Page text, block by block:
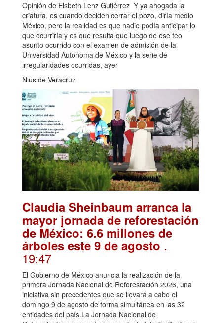
Opinión de Elsbeth Lenz Gutiérrez Y ya ahogada la
criatura, es cuando deciden cerrar el pozo, diría medio
México, pero la realidad es que nadie podía anticipar lo
que ocurriría y es que resulta que luego de ese feo
asunto ocurrido con el examen de admisión de la
Universidad Autónoma de México y la serie de
irregularidades ocurridas, ayer
Nius de Veracruz
Claudia Sheinbaum arranca la
mayor jornada de reforestación
de México: 6.6 millones de
árboles este 9 de agosto .
19:47
El Gobierno de México anuncia la realización de la
primera Jornada Nacional de Reforestación 2026, una
iniciativa sin precedentes que se llevará a cabo el
domingo 9 de agosto de forma simultánea en las 32
entidades del país.La Jornada Nacional de